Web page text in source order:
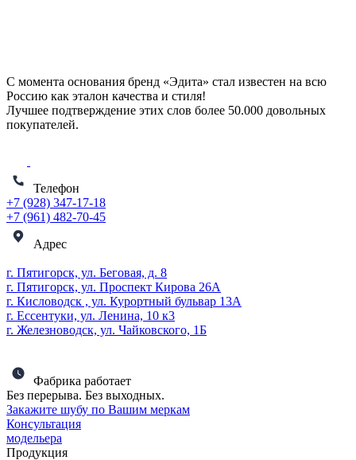
С момента основания бренд «Эдита» стал известен на всю
Россию как эталон качества и стиля!
Лучшее подтверждение этих слов более 50.000 довольных
покупателей.
Телефон
+7 (928) 347-17-18
+7 (961) 482-70-45
Адрес
г. Пятигорск, ул. Беговая, д. 8
г. Пятигорск, ул. Проспект Кирова 26А
г. Кисловодск , ул. Курортный бульвар 13А
г. Ессентуки, ул. Ленина, 10 к3
г. Железноводск, ул. Чайковского, 1Б
Фабрика работает
Без перерыва. Без выходных.
Закажите шубу по Вашим меркам
Консультация
модельера
Продукция